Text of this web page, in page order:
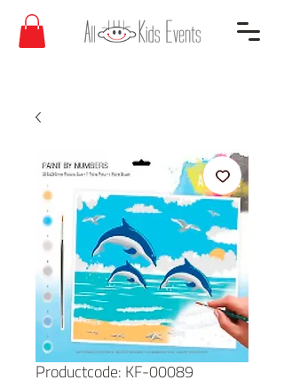
Productcode: KF-00089